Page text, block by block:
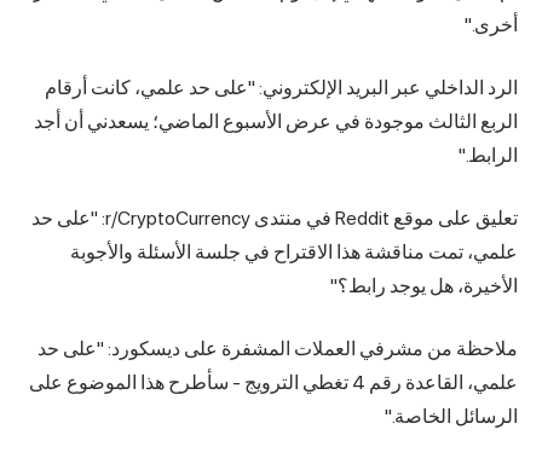
أخرى."
الرد الداخلي عبر البريد الإلكتروني: "على حد علمي، كانت أرقام
الربع الثالث موجودة في عرض الأسبوع الماضي؛ يسعدني أن أجد
الرابط."
تعليق على موقع Reddit في منتدى r/CryptoCurrency: "على حد
علمي، تمت مناقشة هذا الاقتراح في جلسة الأسئلة والأجوبة
الأخيرة، هل يوجد رابط؟"
ملاحظة من مشرفي العملات المشفرة على ديسكورد: "على حد
علمي، القاعدة رقم 4 تغطي الترويج - سأطرح هذا الموضوع على
الرسائل الخاصة."